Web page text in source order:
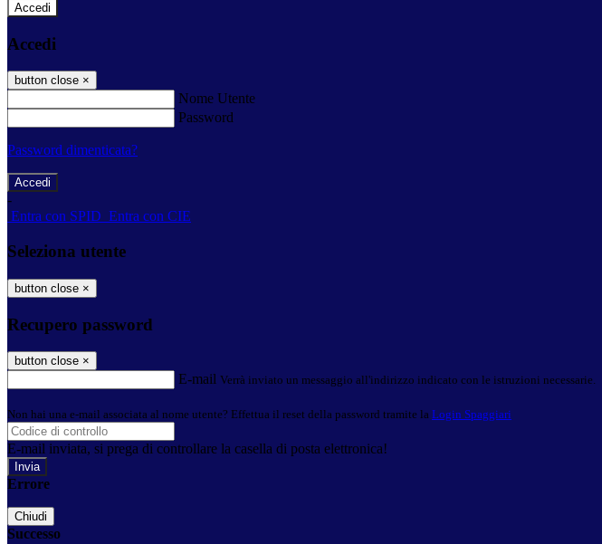
Accedi
Accedi
button close ×
Nome Utente
Password
Password dimenticata?
-
Entra con SPID Entra con CIE
Seleziona utente
button close ×
Recupero password
button close ×
E-mail Verrà inviato un messaggio all'indirizzo indicato con le istruzioni necessarie.
Non hai una e-mail associata al nome utente? Effettua il reset della password tramite la Login Spaggiari
E-mail inviata, si prega di controllare la casella di posta elettronica!
Errore
Chiudi
Successo